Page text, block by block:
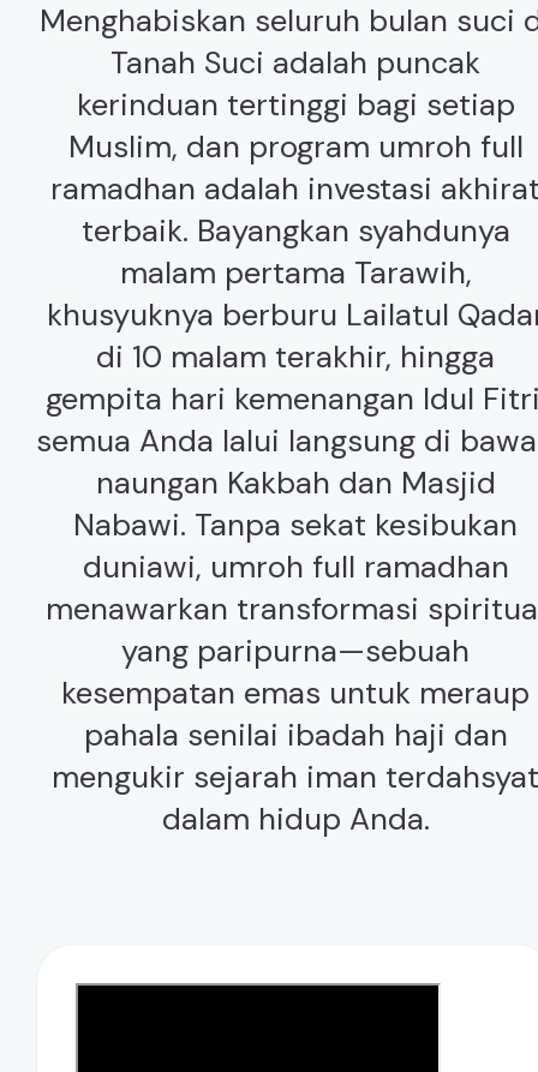
Menghabiskan seluruh bulan suci
Tanah Suci adalah puncak
kerinduan tertinggi bagi setiap
Muslim, dan program umroh full
ramadhan adalah investasi
terbaik. Bayangkan syahdunya
malam pertama Tarawih,
khusyuknya berburu Lailatul
di 10 malam terakhir, hingga
gempita hari kemenangan Idul
semua Anda lalui langsung di
naungan Kakbah dan Masjid
Nabawi. Tanpa sekat kesibukan
duniawi, umroh full ramadhan
menawarkan transformasi
yang paripurna—sebuah
kesempatan emas untuk meraup
pahala senilai ibadah haji dan
mengukir sejarah iman
dalam hidup Anda.